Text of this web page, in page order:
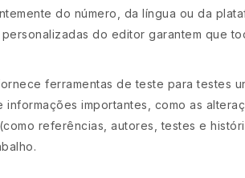
do número, da língua ou da
do editor garantem que
ferramentas de teste para testes
importantes, como as
referências, autores, testes e